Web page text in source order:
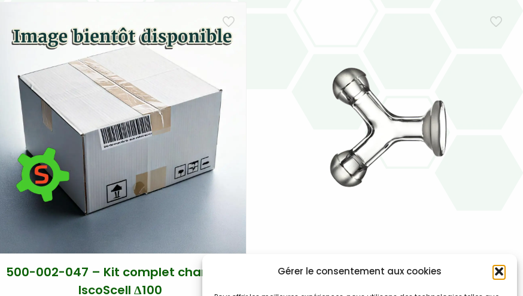
Gérer le consentement aux cookies
500-002-047 – Kit complet chambre
IscoScell Δ100
500-002-043
Adaptateur boule 1 x FB13/6 vers 2 x MB13/6 (FB = Female